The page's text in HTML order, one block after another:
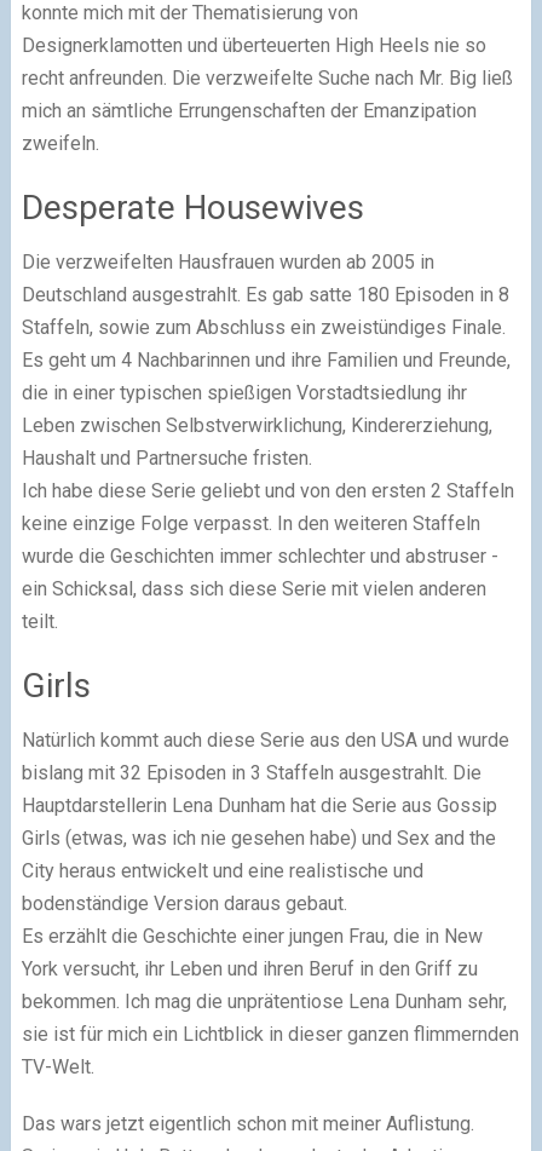
konnte mich mit der Thematisierung von
Designerklamotten und überteuerten High Heels nie so
recht anfreunden. Die verzweifelte Suche nach Mr. Big ließ
mich an sämtliche Errungenschaften der Emanzipation
zweifeln.
Desperate Housewives
Die verzweifelten Hausfrauen wurden ab 2005 in
Deutschland ausgestrahlt. Es gab satte 180 Episoden in 8
Staffeln, sowie zum Abschluss ein zweistündiges Finale.
Es geht um 4 Nachbarinnen und ihre Familien und Freunde,
die in einer typischen spießigen Vorstadtsiedlung ihr
Leben zwischen Selbstverwirklichung, Kindererziehung,
Haushalt und Partnersuche fristen.
Ich habe diese Serie geliebt und von den ersten 2 Staffeln
keine einzige Folge verpasst. In den weiteren Staffeln
wurde die Geschichten immer schlechter und abstruser -
ein Schicksal, dass sich diese Serie mit vielen anderen
teilt.
Girls
Natürlich kommt auch diese Serie aus den USA und wurde
bislang mit 32 Episoden in 3 Staffeln ausgestrahlt. Die
Hauptdarstellerin Lena Dunham hat die Serie aus Gossip
Girls (etwas, was ich nie gesehen habe) und Sex and the
City heraus entwickelt und eine realistische und
bodenständige Version daraus gebaut.
Es erzählt die Geschichte einer jungen Frau, die in New
York versucht, ihr Leben und ihren Beruf in den Griff zu
bekommen. Ich mag die unprätentiose Lena Dunham sehr,
sie ist für mich ein Lichtblick in dieser ganzen flimmernden
TV-Welt.
Das wars jetzt eigentlich schon mit meiner Auflistung.